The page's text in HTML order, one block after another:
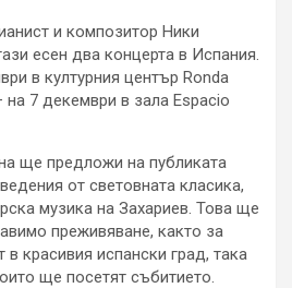
и композитор Ники
есен два концерта в Испания.
в културния център Ronda
на 7 декември в зала Espacio
ще предложи на публиката
от световната класика,
музика на Захариев. Това ще
преживяване, както за
красивия испански град, така
ще посетят събитието.